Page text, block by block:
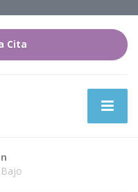
Cita